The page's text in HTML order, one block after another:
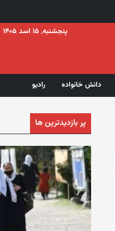
پنجشنبه, ۱۵ اسد ۱۴۰۵
دانش خانواده رادیو
پر بازدیدترین ها